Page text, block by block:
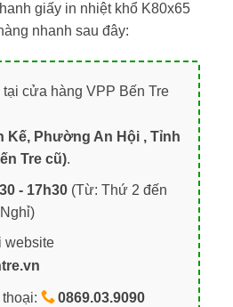
giấy in nhiệt khổ K80x65
nhanh sau đây:
cửa hàng VPP Bến Tre
Kế, Phường An Hội , Tỉnh
Tre cũ).
- 17h30(Từ: Thứ 2 đến
website
0869.03.9090